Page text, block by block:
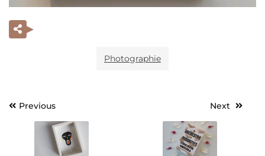
Photographie
Navigation
l’article
Previous Next